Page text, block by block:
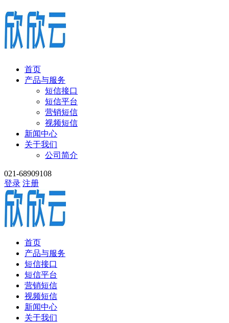
首页
产品与服务
短信接口
短信平台
营销短信
视频短信
新闻中心
关于我们
公司简介
021-68909108
登录 注册
首页
产品与服务
短信接口
短信平台
营销短信
视频短信
新闻中心
关于我们